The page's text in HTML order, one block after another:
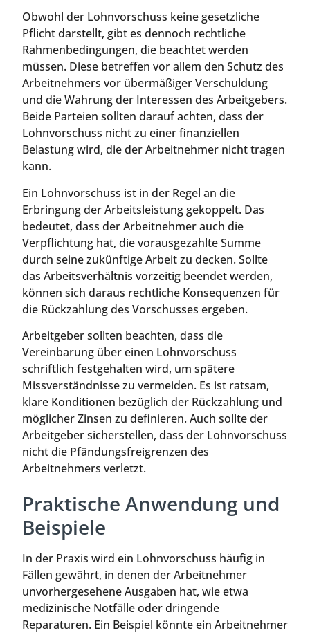
Obwohl der Lohnvorschuss keine gesetzliche
Pflicht darstellt, gibt es dennoch rechtliche
Rahmenbedingungen, die beachtet werden
müssen. Diese betreffen vor allem den Schutz des
Arbeitnehmers vor übermäßiger Verschuldung
und die Wahrung der Interessen des Arbeitgebers.
Beide Parteien sollten darauf achten, dass der
Lohnvorschuss nicht zu einer finanziellen
Belastung wird, die der Arbeitnehmer nicht tragen
kann.
Ein Lohnvorschuss ist in der Regel an die
Erbringung der Arbeitsleistung gekoppelt. Das
bedeutet, dass der Arbeitnehmer auch die
Verpflichtung hat, die vorausgezahlte Summe
durch seine zukünftige Arbeit zu decken. Sollte
das Arbeitsverhältnis vorzeitig beendet werden,
können sich daraus rechtliche Konsequenzen für
die Rückzahlung des Vorschusses ergeben.
Arbeitgeber sollten beachten, dass die
Vereinbarung über einen Lohnvorschuss
schriftlich festgehalten wird, um spätere
Missverständnisse zu vermeiden. Es ist ratsam,
klare Konditionen bezüglich der Rückzahlung und
möglicher Zinsen zu definieren. Auch sollte der
Arbeitgeber sicherstellen, dass der Lohnvorschuss
nicht die Pfändungsfreigrenzen des
Arbeitnehmers verletzt.
Praktische Anwendung und
Beispiele
In der Praxis wird ein Lohnvorschuss häufig in
Fällen gewährt, in denen der Arbeitnehmer
unvorhergesehene Ausgaben hat, wie etwa
medizinische Notfälle oder dringende
Reparaturen. Ein Beispiel könnte ein Arbeitnehmer